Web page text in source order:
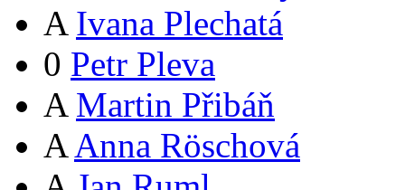
A Ivana Plechatá
0 Petr Pleva
A Martin Přibáň
A Anna Röschová